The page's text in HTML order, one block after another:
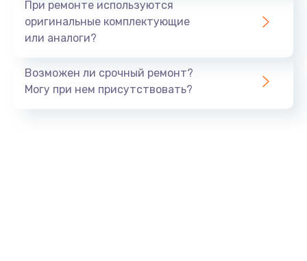
При ремонте используются
оригинальные комплектующие
или аналоги?
Возможен ли срочный ремонт?
Могу при нем присутствовать?